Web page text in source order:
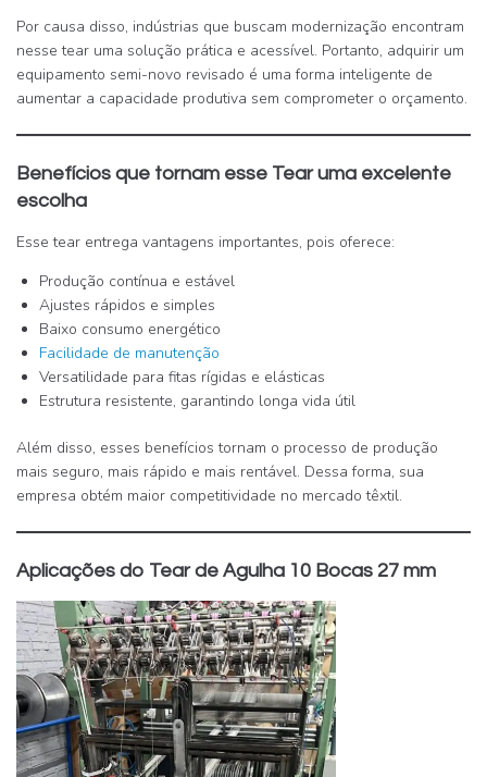
Por causa disso, indústrias que buscam modernização encontram
nesse tear uma solução prática e acessível. Portanto, adquirir um
equipamento semi-novo revisado é uma forma inteligente de
aumentar a capacidade produtiva sem comprometer o orçamento.
Benefícios que tornam esse Tear uma excelente
escolha
Esse tear entrega vantagens importantes, pois oferece:
Produção contínua e estável
Ajustes rápidos e simples
Baixo consumo energético
Facilidade de manutenção
Versatilidade para fitas rígidas e elásticas
Estrutura resistente, garantindo longa vida útil
Além disso, esses benefícios tornam o processo de produção
mais seguro, mais rápido e mais rentável. Dessa forma, sua
empresa obtém maior competitividade no mercado têxtil.
Aplicações do Tear de Agulha 10 Bocas 27 mm